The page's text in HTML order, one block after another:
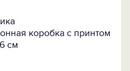
коробка с принтом
см